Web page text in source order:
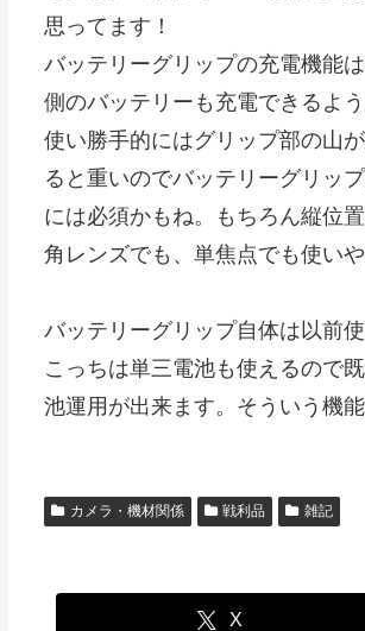
思ってます！
バッテリーグリップの充電機能
側のバッテリーも充電できるよ
使い勝手的にはグリップ部の山
ると重いのでバッテリーグリッ
には必須かもね。もちろん縦位
角レンズでも、単焦点でも使い
バッテリーグリップ自体は以前
こっちは単三電池も使えるので
池運用が出来ます。そういう機
カメラ・機材関係 戦利品 雑記
X